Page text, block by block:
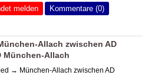
melden Kommentare (0)
Allach zwischen AD
München-Allach
→ München-Allach zwischen AD